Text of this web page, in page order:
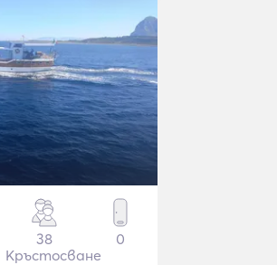
38
Кръстосване
0